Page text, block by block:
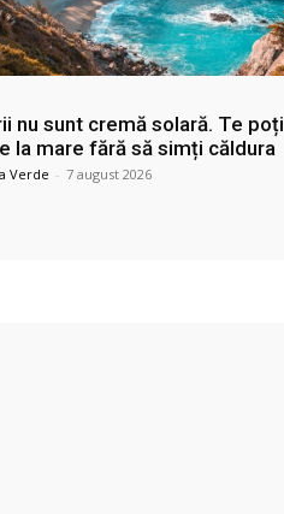
nu sunt cremă solară. Te poți
la mare fără să simți căldura
Verde - 7 august 2026